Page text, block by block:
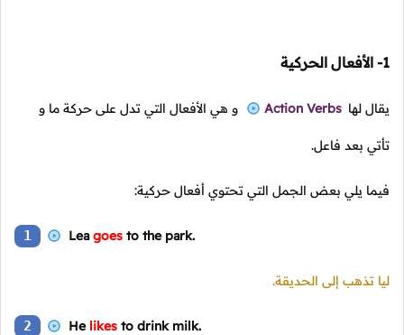
1- الأفعال الحركية
يقال لها Action Verbs و هي الأفعال التي تدل على حركة ما و
تأتي بعد فاعل.
فيما يلي بعض الجمل التي تحتوي أفعال حركية:
1 Leagoes to the park.
ليا تذهب إلى الحديقة.
2 He likes to drink milk.